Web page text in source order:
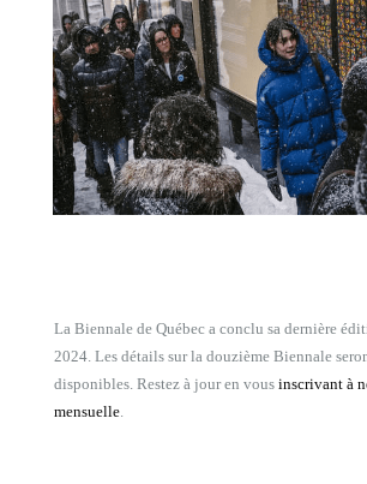
La Biennale de Québec a conclu sa dernière
2024. Les détails sur la douzième Biennale
disponibles. Restez à jour en vous inscrivant à
mensuelle.